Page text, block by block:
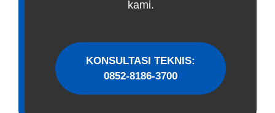
kami.
KONSULTASI TEKNIS:
0852-8186-3700